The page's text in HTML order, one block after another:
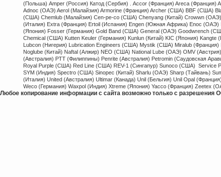
(Польша) Amper (Россия) Катод (Сербия) . Accor (Франция) Areca (Франция)
Adnoc (ОАЭ) Aerol (Малайзия) Armorine (Франция) Archer (США) BBF (США)
(США) Chemlub (Малайзия) Cen-pe-co (США) Chenyang (Китай) Crowwn
(Италия) Extra (Франция) Ertoil (Испания) Engen (Южная Африка) Enoc (ОАЭ)
(Япония) Fosser (Германия) Gold Band (США) General (ОАЭ) Goodwrench
Chemical (США) Kutten Keuler (Германия) Kunlun (Китай) KIC (Япония)
Lubcon (Нигерия) Lubrication Engineers (США) Mystik (США) Miralub
Noglube (Китай) Naftal (Алжир) NEO (США) National Lube (ОАЭ) OMV
(Австралия) PTT (Филиппины) Penrite (Австралия) Petromin (Саудовская
Royal Purple (США) Red Line (США) REV-1 (Сингапур) Sunoco (США)
SYM (Индия) Spectro (США) Sinopec (Китай) Sharlu (ОАЭ) Sharp (Тайвань)
(Италия) United (Австралия) Ultimar (Канада) Unil (Бельгия) Unil Opal
Weco (Германия) Waxpol (Индия) Xtreme (Япония) Yacco (Франция) Zeetex
Любое копирование информации с сайта возможно только с разрешения